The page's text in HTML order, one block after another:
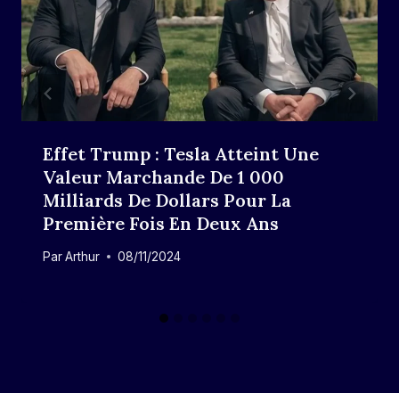
Effet Trump : Tesla Atteint Une
Valeur Marchande De 1 000
Milliards De Dollars Pour La
Première Fois En Deux Ans
ParArthur 08/11/2024